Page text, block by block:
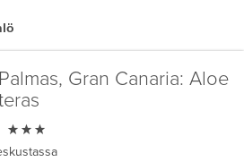
Gran Canaria: Aloe
